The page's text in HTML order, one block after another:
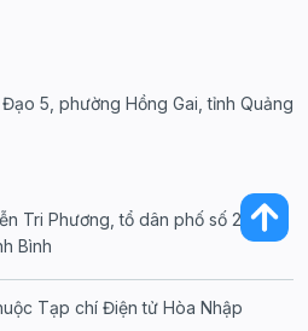
5, phường Hồng Gai, tỉnh Quảng
Tri Phương, tổ dân phố số 20,
Bình
Tạp chí Điện tử Hòa Nhập